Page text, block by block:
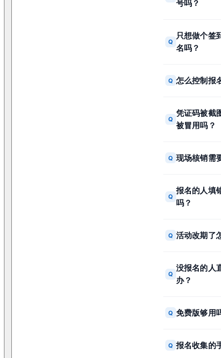
号吗？
Q
只想做个签
名吗？
Q 怎么控制报
Q
凭证码被截
被冒用吗？
Q 现场核销需
Q
报名的人填
吗？
Q 活动改期了
Q
没报名的人
办？
Q 免费版够用
Q 报名收集的